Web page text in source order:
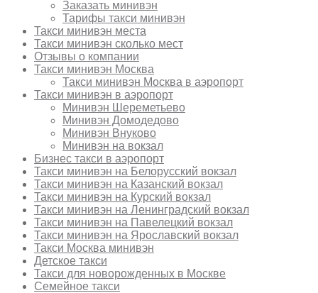
Заказать минивэн
Тарифы такси минивэн
Такси минивэн места
Такси минивэн сколько мест
Отзывы о компании
Такси минивэн Москва
Такси минивэн Москва в аэропорт
Такси минивэн в аэропорт
Минивэн Шереметьево
Минивэн Домодедово
Минивэн Внуково
Минивэн на вокзал
Бизнес такси в аэропорт
Такси минивэн на Белорусский вокзал
Такси минивэн на Казанский вокзал
Такси минивэн на Курский вокзал
Такси минивэн на Ленинградский вокзал
Такси минивэн на Павелецкий вокзал
Такси минивэн на Ярославский вокзал
Такси Москва минивэн
Детское такси
Такси для новорожденных в Москве
Семейное такси